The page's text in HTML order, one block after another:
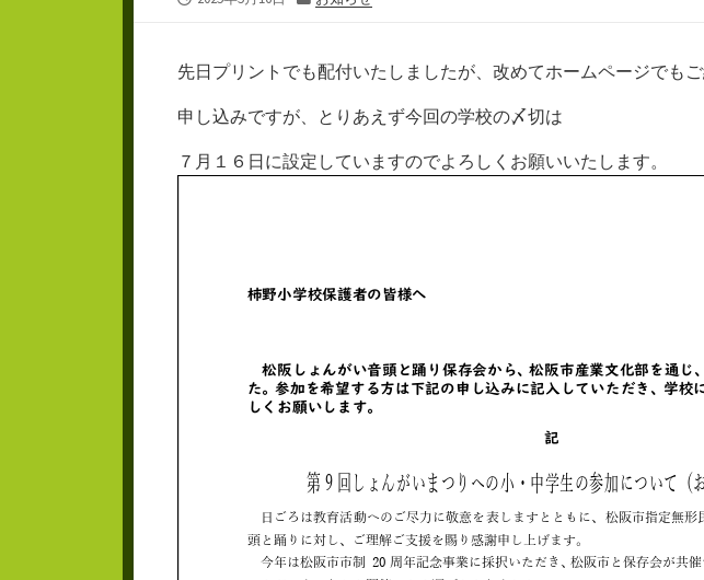
リ
ー
先日プリントでも配付いたしましたが、改めてホームページでもご
申し込みですが、とりあえず今回の学校の〆切は
７月１６日に設定していますのでよろしくお願いいたします。